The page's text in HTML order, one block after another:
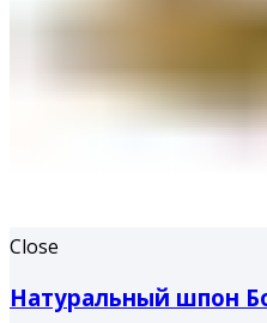
Close
Натуральный шпон